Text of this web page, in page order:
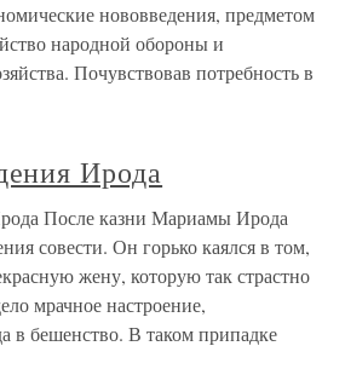
нововведения, предметом
народной обороны и
Почувствовав потребность в
Ирода
После казни Мариамы Ирода
совести. Он горько каялся в том,
жену, которую так страстно
мрачное настроение,
в бешенство. В таком припадке